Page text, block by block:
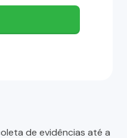
de evidências até a